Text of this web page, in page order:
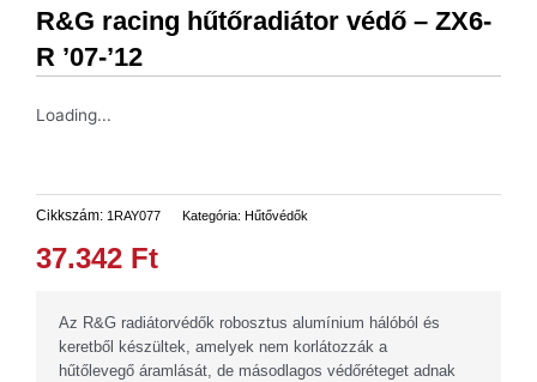
R&G racing hűtőradiátor védő – ZX6-
R ’07-’12
Loading...
Cikkszám: 1RAY077 Kategória: Hűtővédők
37.342 Ft
Az R&G radiátorvédők robosztus alumínium hálóból és
keretből készültek, amelyek nem korlátozzák a
hűtőlevegő áramlását, de másodlagos védőréteget adnak